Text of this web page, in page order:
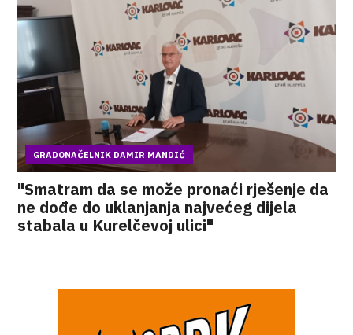
GRADONAČELNIK DAMIR MANDIĆ
"Smatram da se može pronaći rješenje da
ne dođe do uklanjanja najvećeg dijela
stabala u Kurelčevoj ulici"